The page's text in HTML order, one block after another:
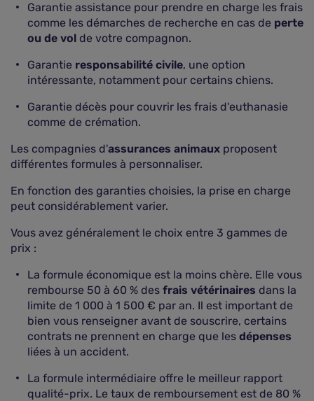
Garantie assistance pour prendre en charge les frais
comme les démarches de recherche en cas de perte
ou de vol de votre compagnon.
Garantie responsabilité civile, une option
intéressante, notamment pour certains chiens.
Garantie décès pour couvrir les frais d'euthanasie
comme de crémation.
Les compagnies d'assurances animaux proposent
différentes formules à personnaliser.
En fonction des garanties choisies, la prise en charge
peut considérablement varier.
Vous avez généralement le choix entre 3 gammes de
prix :
La formule économique est la moins chère. Elle vous
rembourse 50 à 60 % des frais vétérinaires dans la
limite de 1 000 à 1 500 € par an. Il est important de
bien vous renseigner avant de souscrire, certains
contrats ne prennent en charge que les dépenses
liées à un accident.
La formule intermédiaire offre le meilleur rapport
qualité-prix. Le taux de remboursement est de 80 %